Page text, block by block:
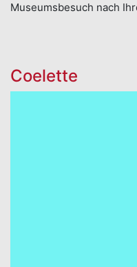
Museumsbesuch nach
Coelette